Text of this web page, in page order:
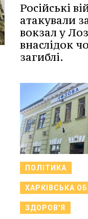
Російські
атакували
вокзал у
внаслідок
загиблі.
ПОЛІТИКА
ХАРКІВСЬКА
ЗДОРОВ'Я